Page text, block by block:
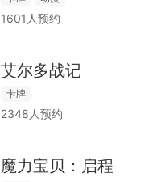
1601人预约
艾尔多战记
卡牌
2348人预约
魔力宝贝：启程